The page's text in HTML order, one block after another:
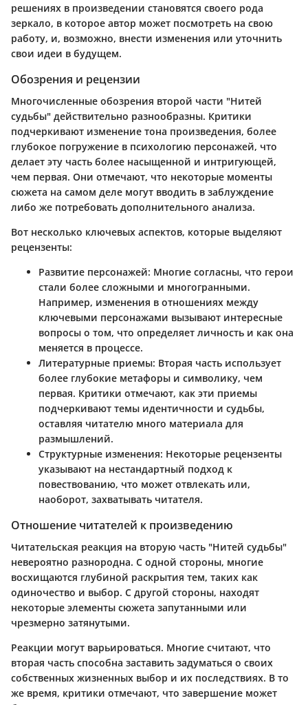
решениях в произведении становятся своего рода
зеркало, в которое автор может посмотреть на свою
работу, и, возможно, внести изменения или уточнить
свои идеи в будущем.
Обозрения и рецензии
Многочисленные обозрения второй части "Нитей
судьбы" действительно разнообразны. Критики
подчеркивают изменение тона произведения, более
глубокое погружение в психологию персонажей, что
делает эту часть более насыщенной и интригующей,
чем первая. Они отмечают, что некоторые моменты
сюжета на самом деле могут вводить в заблуждение
либо же потребовать дополнительного анализа.
Вот несколько ключевых аспектов, которые выделяют
рецензенты:
Развитие персонажей: Многие согласны, что герои
стали более сложными и многогранными.
Например, изменения в отношениях между
ключевыми персонажами вызывают интересные
вопросы о том, что определяет личность и как она
меняется в процессе.
Литературные приемы: Вторая часть использует
более глубокие метафоры и символику, чем
первая. Критики отмечают, как эти приемы
подчеркивают темы идентичности и судьбы,
оставляя читателю много материала для
размышлений.
Структурные изменения: Некоторые рецензенты
указывают на нестандартный подход к
повествованию, что может отвлекать или,
наоборот, захватывать читателя.
Отношение читателей к произведению
Читательская реакция на вторую часть "Нитей судьбы"
невероятно разнородна. С одной стороны, многие
восхищаются глубиной раскрытия тем, таких как
одиночество и выбор. С другой стороны, находят
некоторые элементы сюжета запутанными или
чрезмерно затянутыми.
Реакции могут варьироваться. Многие считают, что
вторая часть способна заставить задуматься о своих
собственных жизненных выбор и их последствиях. В то
же время, критики отмечают, что завершение может